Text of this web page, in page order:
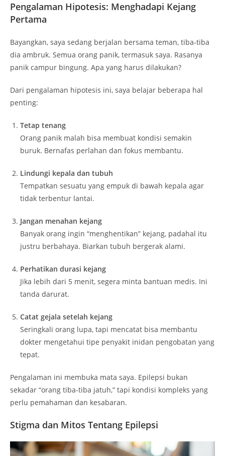
Pengalaman Hipotesis: Menghadapi Kejang
Pertama
Bayangkan, saya sedang berjalan bersama teman, tiba-tiba
dia ambruk. Semua orang panik, termasuk saya. Rasanya
panik campur bingung. Apa yang harus dilakukan?
Dari pengalaman hipotesis ini, saya belajar beberapa hal
penting:
Tetap tenang
Orang panik malah bisa membuat kondisi semakin
buruk. Bernafas perlahan dan fokus membantu.
Lindungi kepala dan tubuh
Tempatkan sesuatu yang empuk di bawah kepala agar
tidak terbentur lantai.
Jangan menahan kejang
Banyak orang ingin “menghentikan” kejang, padahal itu
justru berbahaya. Biarkan tubuh bergerak alami.
Perhatikan durasi kejang
Jika lebih dari 5 menit, segera minta bantuan medis. Ini
tanda darurat.
Catat gejala setelah kejang
Seringkali orang lupa, tapi mencatat bisa membantu
dokter mengetahui tipe penyakit inidan pengobatan yang
tepat.
Pengalaman ini membuka mata saya. Epilepsi bukan
sekadar “orang tiba-tiba jatuh,” tapi kondisi kompleks yang
perlu pemahaman dan kesabaran.
Stigma dan Mitos Tentang Epilepsi